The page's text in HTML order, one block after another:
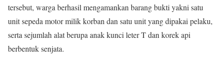
tersebut, warga berhasil mengamankan barang bukti yakni satu
unit sepeda motor milik korban dan satu unit yang dipakai pelaku,
serta sejumlah alat berupa anak kunci leter T dan korek api
berbentuk senjata.